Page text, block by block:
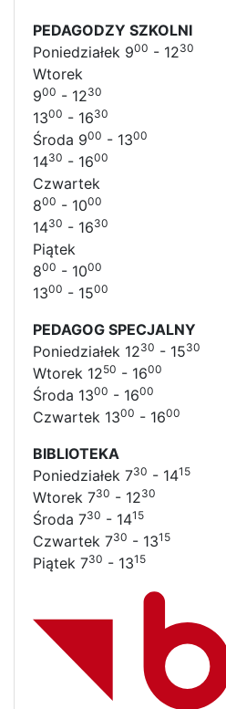
PEDAGODZY SZKOLNI
Poniedziałek 900 - 1230
Wtorek
900 - 1230
1300 - 1630
Środa 900 - 1300
1430 - 1600
Czwartek
800 - 1000
1430 - 1630
Piątek
800 - 1000
1300 - 1500
PEDAGOG SPECJALNY
Poniedziałek 1230 - 1530
Wtorek 1250 - 1600
Środa 1300 - 1600
Czwartek 1300 - 1600
BIBLIOTEKA
Poniedziałek 730 - 1415
Wtorek 730 - 1230
Środa 730 - 1415
Czwartek 730 - 1315
Piątek 730 - 1315